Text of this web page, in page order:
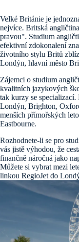
Velké Británie je
nejvíce. Britská
pravou". Studium
efektivní zdokonalení
životního stylu Britů
Londýn, hlavní město
Zájemci o studium
kvalitních jazykových
tak kurzy se
Londýn, Brighton,
menších přímořských
Eastbourne.
Rozhodnete-li se pro
vás jistě výhodou, že
finančně náročná jako
Můžete si vybrat mezi
linkou RegioJet do